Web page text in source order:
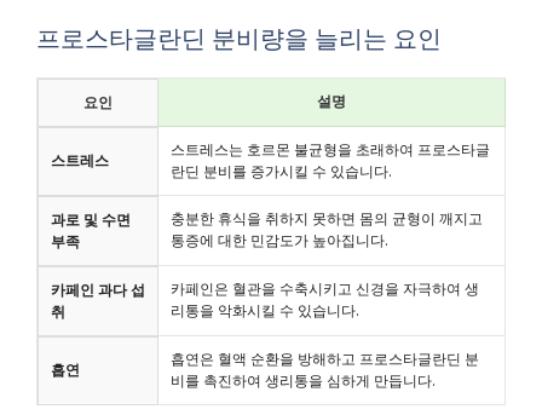
프로스타글란딘 분비량을 늘리는 요인
요인 설명
스트레스
스트레스는 호르몬 불균형을 초래하여 프로스타글
란딘 분비를 증가시킬 수 있습니다.
과로 및 수면
부족
충분한 휴식을 취하지 못하면 몸의 균형이 깨지고
통증에 대한 민감도가 높아집니다.
카페인 과다 섭
취
카페인은 혈관을 수축시키고 신경을 자극하여 생
리통을 악화시킬 수 있습니다.
흡연
흡연은 혈액 순환을 방해하고 프로스타글란딘 분
비를 촉진하여 생리통을 심하게 만듭니다.